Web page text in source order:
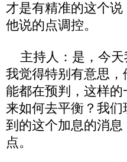
才是有精准的这个
他说的点调控。
主持人：是，今天
我觉得特别有意思，
能都在预判，这样
来如何去平衡？我
到的这个加息的消
点。